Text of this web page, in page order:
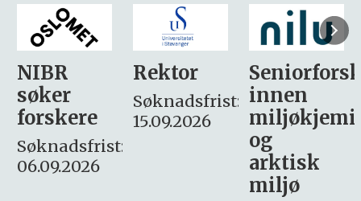
Rektor
Søknadsfrist:
15.09.2026
Seniorforsker
innen
miljøkjemi
søker
– fast
Søknadsfrist:
16. august.